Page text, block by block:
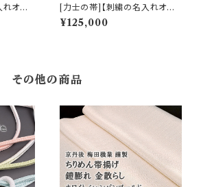
オプ
村織物
力士
[力士の帯]【刺繍の名入れオプ
ション有】博多帯 名門 西村織物
謹製『多聞天亀甲』正絹 日本製
¥125,000
その他の商品